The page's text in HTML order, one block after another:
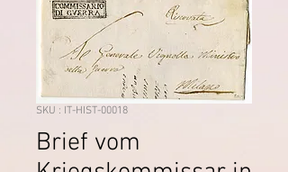
SKU : IT-HIST-00018
Brief vom